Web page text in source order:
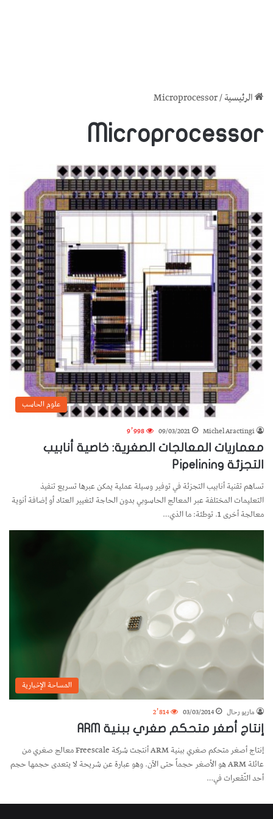
الرئيسية/
Microprocessor
Microprocessor
علوم الحاسب
Michel Aractingi
09/03/2021
9٬998
معماريات المعالجات الصغرية: خاصية أنابيب
التجزئة Pipelining
تساهم تقنية أنابيب التجزئة في توفير وسيلة عملية يمكن عبرها تسريع تنفيذ
التعليمات المختلفة عبر المعالج الحاسوبي بدون الحاجة لتغيير العتاد أو إضافة أنوية
معالجة أخرى 1. توطئة: ما الذي…
المساحة الإخبارية
ماريو رحال 03/03/2014
2٬814
إنتاج أصغر متحكم صغري ببنية ARM
إنتاج أصغر متحكم صغري ببنية ARM أنتجت شركة Freescale معالج صغري من
عائلة ARM هو الأصغر حجماً حتى الآن. وهو عبارة عن شريحة لا يتعدى حجمها حجم
أحد التّقعرات في…